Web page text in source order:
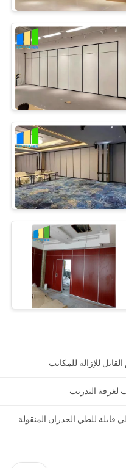
للإزالة للمكاتب
لغرفة التدريب
قابلة للطي الجدران المنقولة